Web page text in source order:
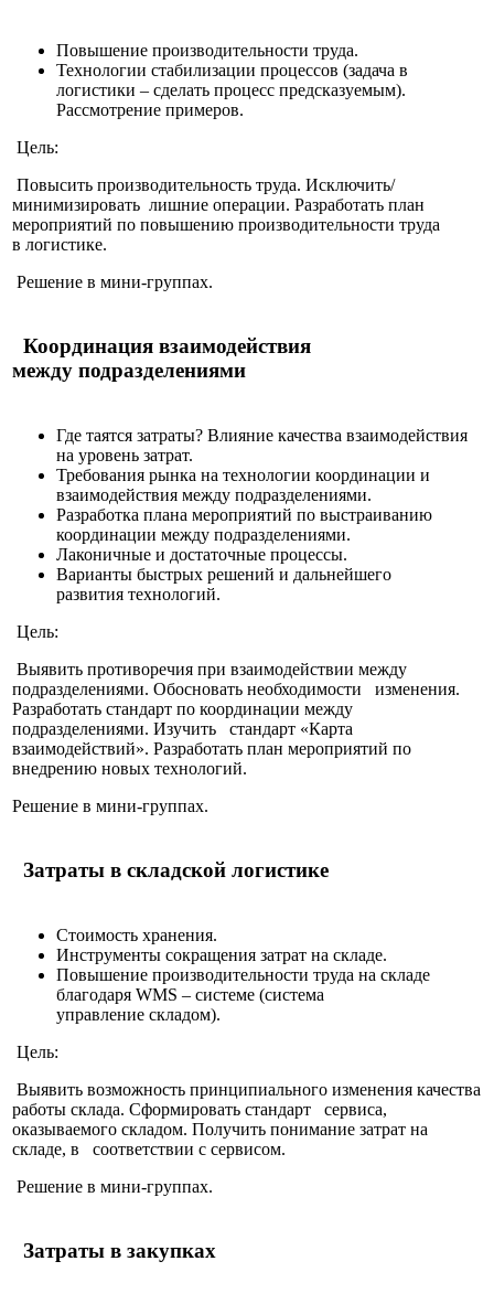
Повышение производительности труда.
Технологии стабилизации процессов (задача в
логистики – сделать процесс предсказуемым).
Рассмотрение примеров.
Цель:
Повысить производительность труда. Исключить/
минимизировать лишние операции. Разработать план
мероприятий по повышению производительности труда
в логистике.
Решение в мини-группах.
Координация взаимодействия
между подразделениями
Где таятся затраты? Влияние качества взаимодействия
на уровень затрат.
Требования рынка на технологии координации и
взаимодействия между подразделениями.
Разработка плана мероприятий по выстраиванию
координации между подразделениями.
Лаконичные и достаточные процессы.
Варианты быстрых решений и дальнейшего
развития технологий.
Цель:
Выявить противоречия при взаимодействии между
подразделениями. Обосновать необходимости изменения.
Разработать стандарт по координации между
подразделениями. Изучить стандарт «Карта
взаимодействий». Разработать план мероприятий по
внедрению новых технологий.
Решение в мини-группах.
Затраты в складской логистике
Стоимость хранения.
Инструменты сокращения затрат на складе.
Повышение производительности труда на складе
благодаря WMS – системе (система
управление складом).
Цель:
Выявить возможность принципиального изменения качества
работы склада. Сформировать стандарт сервиса,
оказываемого складом. Получить понимание затрат на
складе, в соответствии с сервисом.
Решение в мини-группах.
Затраты в закупках